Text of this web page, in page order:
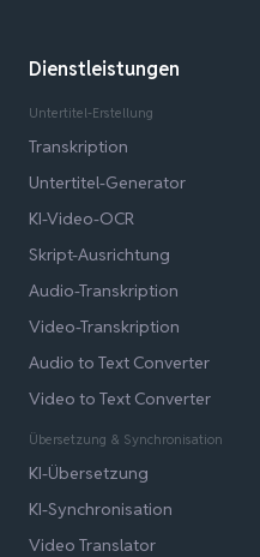
Dienstleistungen
Untertitel-Erstellung
Transkription
Untertitel-Generator
KI-Video-OCR
Skript-Ausrichtung
Audio-Transkription
Video-Transkription
Audio to Text Converter
Video to Text Converter
Übersetzung & Synchronisation
KI-Übersetzung
KI-Synchronisation
Video Translator